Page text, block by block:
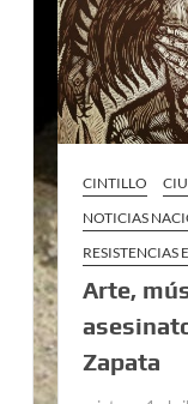
CINTILLO
NOTICIAS
RESISTENCIAS
Arte,
Zapata